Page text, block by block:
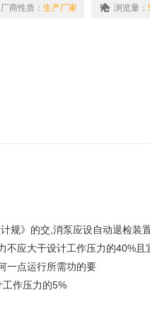
厂商性质： 生产厂家 浏览量：
规》的交,消泵应设自动退检装
应大干设计工作压力的40%
一点运行所需功的要
作压力的5%